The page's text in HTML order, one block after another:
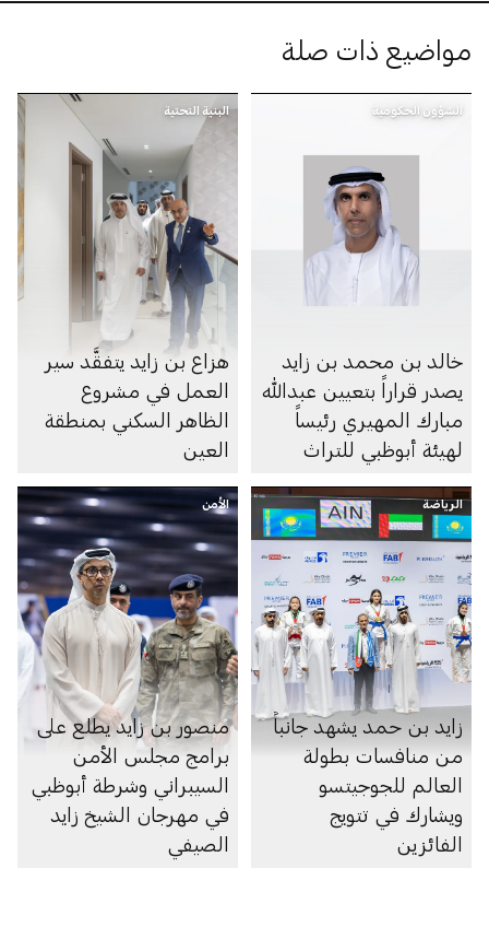
مواضيع ذات صلة
الشؤون الحكومية
خالد بن محمد بن زايد
يصدر قراراً بتعيين عبدالله
مبارك المهيري رئيساً
لهيئة أبوظبي للتراث
البنية التحتية
هزاع بن زايد يتفقَّد سير
العمل في مشروع
الظاهر السكني بمنطقة
العين
الرياضة
زايد بن حمد يشهد جانباً
من منافسات بطولة
العالم للجوجيتسو
ويشارك في تتويج
الفائزين
الأمن
منصور بن زايد يطلع على
برامج مجلس الأمن
السيبراني وشرطة أبوظبي
في مهرجان الشيخ زايد
الصيفي